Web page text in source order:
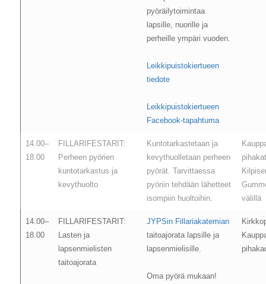
pyöräilytoimintaa
lapsille, nuorille ja
perheille ympäri vuoden.
Leikkipuistokiertueen
tiedote
Leikkipuistokiertueen
Facebook-tapahtuma
14.00–
18.00
FILLARIFESTARIT:
Perheen pyörien
kuntotarkastus ja
kevythuolto
Kuntotarkastetaan ja
kevythuolletaan perheen
pyörät. Tarvittaessa
pyöriin tehdään lähetteet
isompiin huoltoihin.
välillä
14.00–
18.00
FILLARIFESTARIT:
Lasten ja
lapsenmielisten
taitoajorata
JYPSin Fillariakatemian
taitoajorata lapsille ja
lapsenmielisille.
Oma pyörä mukaan!